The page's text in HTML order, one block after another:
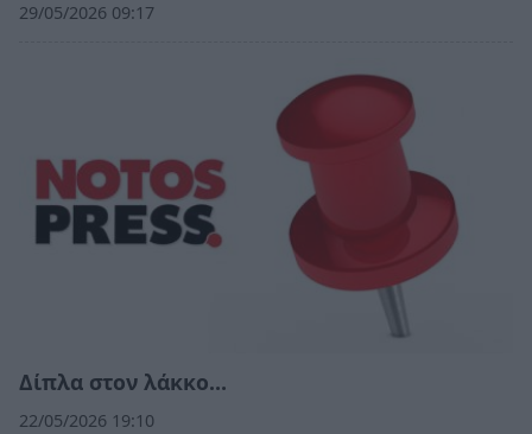
29/05/2026 09:17
Δίπλα στον λάκκο…
22/05/2026 19:10